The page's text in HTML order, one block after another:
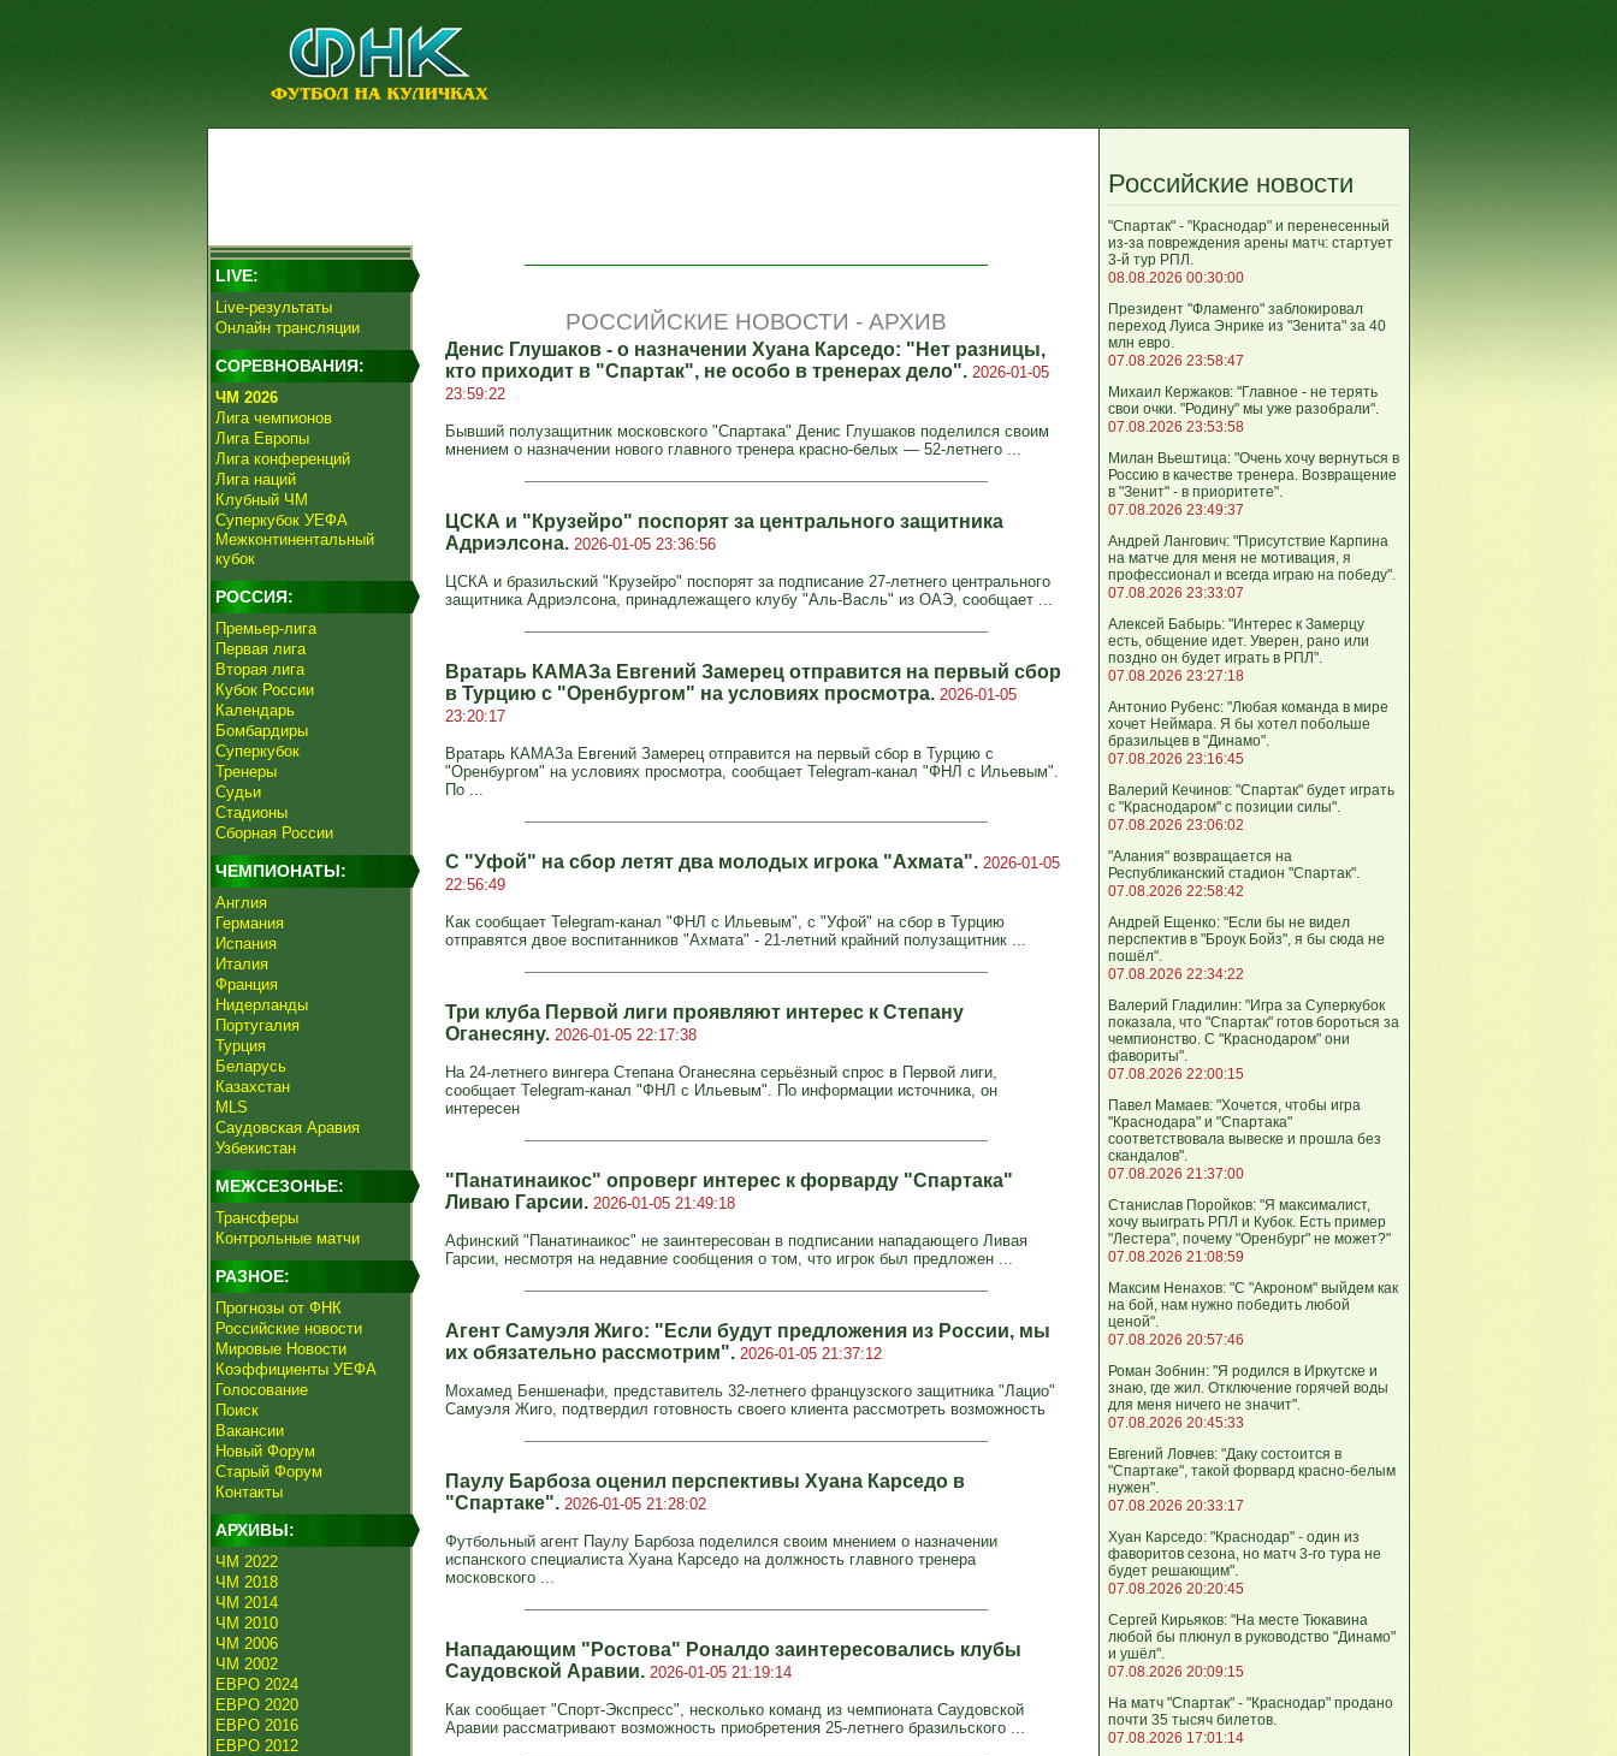
LIVE:
Live-результаты
Онлайн трансляции
СОРЕВНОВАНИЯ:
ЧМ 2026
Лига чемпионов
Лига Европы
Лига конференций
Лига наций
Клубный ЧМ
Суперкубок УЕФА
Межконтинентальный
кубок
РОССИЯ:
Премьер-лига
Первая лига
Вторая лига
Кубок России
Календарь
Бомбардиры
Суперкубок
Тренеры
Судьи
Стадионы
Сборная России
ЧЕМПИОНАТЫ:
Англия
Германия
Испания
Италия
Франция
Нидерланды
Португалия
Турция
Беларусь
Казахстан
MLS
Саудовская Аравия
Узбекистан
МЕЖСЕЗОНЬЕ:
Трансферы
Контрольные матчи
РАЗНОЕ:
Прогнозы от ФНК
Российские новости
Мировые Новости
Коэффициенты УЕФА
Голосование
Поиск
Вакансии
Новый Форум
Старый Форум
Контакты
АРХИВЫ:
ЧМ 2022
ЧМ 2018
ЧМ 2014
ЧМ 2010
ЧМ 2006
ЧМ 2002
ЕВРО 2024
ЕВРО 2020
ЕВРО 2016
ЕВРО 2012
РОССИЙСКИЕ НОВОСТИ - АРХИВ
Денис Глушаков - о назначении Хуана Карседо: "Нет разницы,
кто приходит в "Спартак", не особо в тренерах дело". 2026-01-05
23:59:22
Бывший полузащитник московского "Спартака" Денис Глушаков поделился своим
мнением о назначении нового главного тренера красно-белых — 52-летнего ...
ЦСКА и "Крузейро" поспорят за центрального защитника
Адриэлсона. 2026-01-05 23:36:56
ЦСКА и бразильский "Крузейро" поспорят за подписание 27-летнего центрального
защитника Адриэлсона, принадлежащего клубу "Аль-Васль" из ОАЭ, сообщает ...
Вратарь КАМАЗа Евгений Замерец отправится на первый сбор
в Турцию с "Оренбургом" на условиях просмотра. 2026-01-05
23:20:17
Вратарь КАМАЗа Евгений Замерец отправится на первый сбор в Турцию с
"Оренбургом" на условиях просмотра, сообщает Telegram-канал "ФНЛ с Ильевым".
По ...
С "Уфой" на сбор летят два молодых игрока "Ахмата". 2026-01-05
22:56:49
Как сообщает Telegram-канал "ФНЛ с Ильевым", с "Уфой" на сбор в Турцию
отправятся двое воспитанников "Ахмата" - 21-летний крайний полузащитник ...
Три клуба Первой лиги проявляют интерес к Степану
Оганесяну. 2026-01-05 22:17:38
На 24-летнего вингера Степана Оганесяна серьёзный спрос в Первой лиги,
сообщает Telegram-канал "ФНЛ с Ильевым". По информации источника, он
интересен
"Панатинаикос" опроверг интерес к форварду "Спартака"
Ливаю Гарсии. 2026-01-05 21:49:18
Афинский "Панатинаикос" не заинтересован в подписании нападающего Ливая
Гарсии, несмотря на недавние сообщения о том, что игрок был предложен ...
Агент Самуэля Жиго: "Если будут предложения из России, мы
их обязательно рассмотрим". 2026-01-05 21:37:12
Мохамед Беншенафи, представитель 32-летнего французского защитника "Лацио"
Самуэля Жиго, подтвердил готовность своего клиента рассмотреть возможность
Паулу Барбоза оценил перспективы Хуана Карседо в
"Спартаке". 2026-01-05 21:28:02
Футбольный агент Паулу Барбоза поделился своим мнением о назначении
испанского специалиста Хуана Карседо на должность главного тренера
московского ...
Нападающим "Ростова" Роналдо заинтересовались клубы
Саудовской Аравии. 2026-01-05 21:19:14
Как сообщает "Спорт-Экспресс", несколько команд из чемпионата Саудовской
Аравии рассматривают возможность приобретения 25-летнего бразильского ...
Российские новости
"Спартак" - "Краснодар" и перенесенный
из-за повреждения арены матч: стартует
3-й тур РПЛ.
08.08.2026 00:30:00
Президент "Фламенго" заблокировал
переход Луиса Энрике из "Зенита" за 40
млн евро.
07.08.2026 23:58:47
Михаил Кержаков: "Главное - не терять
свои очки. "Родину" мы уже разобрали".
07.08.2026 23:53:58
Милан Вьештица: "Очень хочу вернуться в
Россию в качестве тренера. Возвращение
в "Зенит" - в приоритете".
07.08.2026 23:49:37
Андрей Лангович: "Присутствие Карпина
на матче для меня не мотивация, я
профессионал и всегда играю на победу".
07.08.2026 23:33:07
Алексей Бабырь: "Интерес к Замерцу
есть, общение идет. Уверен, рано или
поздно он будет играть в РПЛ".
07.08.2026 23:27:18
Антонио Рубенс: "Любая команда в мире
хочет Неймара. Я бы хотел побольше
бразильцев в "Динамо".
07.08.2026 23:16:45
Валерий Кечинов: "Спартак" будет играть
с "Краснодаром" с позиции силы".
07.08.2026 23:06:02
"Алания" возвращается на
Республиканский стадион "Спартак".
07.08.2026 22:58:42
Андрей Ещенко: "Если бы не видел
перспектив в "Броук Бойз", я бы сюда не
пошёл".
07.08.2026 22:34:22
Валерий Гладилин: "Игра за Суперкубок
показала, что "Спартак" готов бороться за
чемпионство. С "Краснодаром" они
фавориты".
07.08.2026 22:00:15
Павел Мамаев: "Хочется, чтобы игра
"Краснодара" и "Спартака"
соответствовала вывеске и прошла без
скандалов".
07.08.2026 21:37:00
Станислав Поройков: "Я максималист,
хочу выиграть РПЛ и Кубок. Есть пример
"Лестера", почему "Оренбург" не может?"
07.08.2026 21:08:59
Максим Ненахов: "С "Акроном" выйдем как
на бой, нам нужно победить любой
ценой".
07.08.2026 20:57:46
Роман Зобнин: "Я родился в Иркутске и
знаю, где жил. Отключение горячей воды
для меня ничего не значит".
07.08.2026 20:45:33
Евгений Ловчев: "Даку состоится в
"Спартаке", такой форвард красно-белым
нужен".
07.08.2026 20:33:17
Хуан Карседо: "Краснодар" - один из
фаворитов сезона, но матч 3-го тура не
будет решающим".
07.08.2026 20:20:45
Сергей Кирьяков: "На месте Тюкавина
любой бы плюнул в руководство "Динамо"
и ушёл".
07.08.2026 20:09:15
На матч "Спартак" - "Краснодар" продано
почти 35 тысяч билетов.
07.08.2026 17:01:14